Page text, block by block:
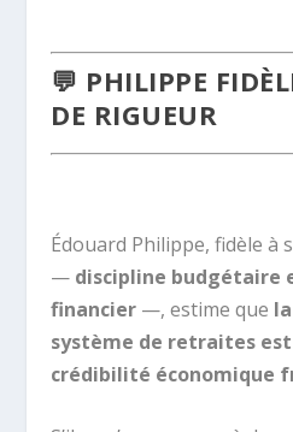
💬 PHILIPPE
DE RIGUEUR
Édouard Philippe, fidèle à
— discipline budgétaire
financier —, estime que
système de retraites
crédibilité économique